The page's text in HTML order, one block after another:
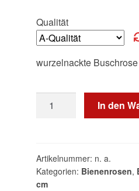
Qualität
wurzelnackte
In den
Artikelnummer: n. a.
Kategorien: Bienenrosen,
cm